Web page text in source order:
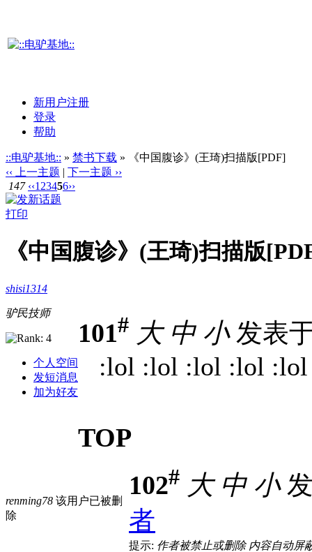
新用户注册
登录
帮助
::电驴基地:: » 禁书下载 » 《中国腹诊》(王琦)扫描版[PDF]
‹‹ 上一主题 | 下一主题 ››
147 ‹‹1 23456››
打印
《中国腹诊》(王琦)扫描版
shisi1314
驴民技师
个人空间
发短消息
加为好友
101# 大 中 小发表
:lol :lol :lol :lol :lol
TOP
renming78 该用户已被删
除
102# 大 中 小
者
提示: 作者被禁止或删除 内容自动屏